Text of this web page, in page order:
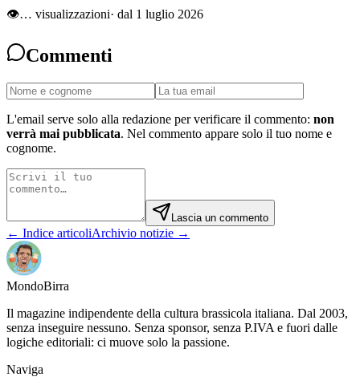
👁… visualizzazioni· dal 1 luglio 2026
Commenti
L'email serve solo alla redazione per verificare il commento: non
verrà mai pubblicata. Nel commento appare solo il tuo nome e
cognome.
Lascia un commento
← Indice articoliArchivio notizie →
MondoBirra
Il magazine indipendente della cultura brassicola italiana. Dal 2003,
senza inseguire nessuno. Senza sponsor, senza P.IVA e fuori dalle
logiche editoriali: ci muove solo la passione.
Naviga